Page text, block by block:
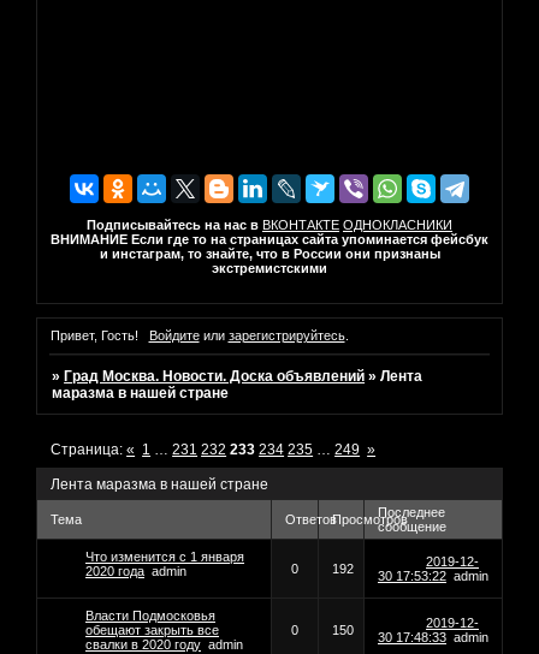
Подписывайтесь на нас в ВКОНТАКТЕ ОДНОКЛАСНИКИ
ВНИМАНИЕ Если где то на страницах сайта упоминается фейсбук
и инстаграм, то знайте, что в России они признаны
экстремистскими
Привет, Гость! Войдитеили зарегистрируйтесь.
» Град Москва. Новости. Доска объявлений »Лента
маразма в нашей стране
Лента маразма в нашей стране
Страница:« 1 231 232 233 234 235 249 »
Тема ОтветовПросмотровПоследнее
сообщение
Что изменится с 1 января
2020 года admin 0 192
2019-12-
30 17:53:22 admin
Власти Подмосковья
обещают закрыть все
свалки в 2020 году admin
0 150
2019-12-
30 17:48:33 admin